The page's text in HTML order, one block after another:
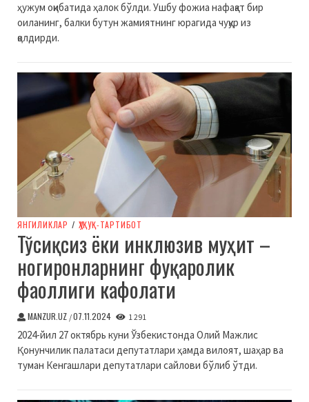
ҳужум оқибатида ҳалок бўлди. Ушбу фожиа нафақат бир
оиланинг, балки бутун жамиятнинг юрагида чуқур из
қолдирди.
ЯНГИЛИКЛАР / ҲУҚУҚ-ТАРТИБОТ
Тўсиқсиз ёки инклюзив муҳит –
ногиронларнинг фуқаролик
фаоллиги кафолати
MANZUR.UZ /07.11.2024 1 291
2024-йил 27 октябрь куни Ўзбекистонда Олий Мажлис
Қонунчилик палатаси депутатлари ҳамда вилоят, шаҳар ва
туман Кенгашлари депутатлари сайлови бўлиб ўтди.